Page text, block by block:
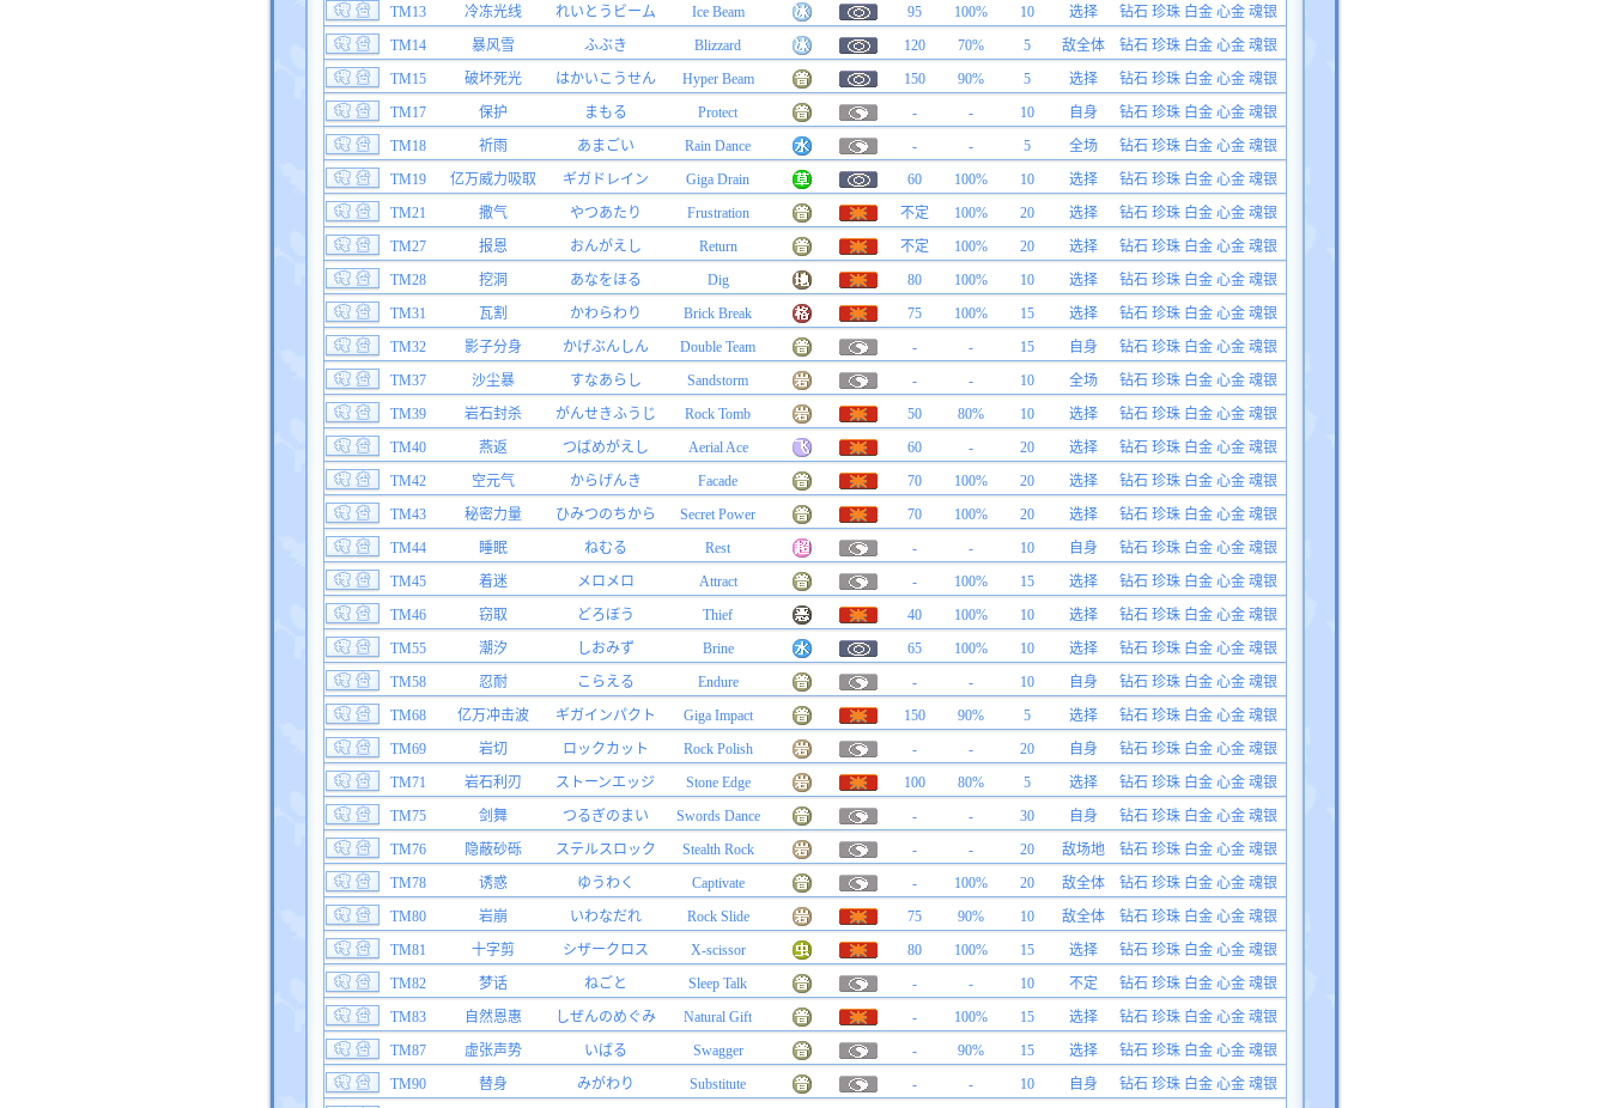
TM13
冷冻光线 れいとうビーム Ice Beam 95 100% 10 选择
钻石 珍珠 白金 心金 魂银
TM14
暴风雪 ふぶき Blizzard 120 70% 5 敌全体
钻石 珍珠 白金 心金 魂银
TM15
破坏死光 はかいこうせん Hyper Beam 150 90% 5 选择
钻石 珍珠 白金 心金 魂银
TM17
保护 まもる Protect - - 10 自身
钻石 珍珠 白金 心金 魂银
TM18
祈雨 あまごい Rain Dance - - 5 全场
钻石 珍珠 白金 心金 魂银
TM19
亿万威力吸取 ギガドレイン Giga Drain 60 100% 10 选择
钻石 珍珠 白金 心金 魂银
TM21
撒气 やつあたり Frustration 不定 100% 20 选择
钻石 珍珠 白金 心金 魂银
TM27
报恩 おんがえし Return 不定 100% 20 选择
钻石 珍珠 白金 心金 魂银
TM28
挖洞 あなをほる Dig 80 100% 10 选择
钻石 珍珠 白金 心金 魂银
TM31
瓦割 かわらわり Brick Break 75 100% 15 选择
钻石 珍珠 白金 心金 魂银
TM32
影子分身 かげぶんしん Double Team - - 15 自身
钻石 珍珠 白金 心金 魂银
TM37
沙尘暴 すなあらし Sandstorm - - 10 全场
钻石 珍珠 白金 心金 魂银
TM39
岩石封杀 がんせきふうじ Rock Tomb 50 80% 10 选择
钻石 珍珠 白金 心金 魂银
TM40
燕返 つばめがえし Aerial Ace 60 - 20 选择
钻石 珍珠 白金 心金 魂银
TM42
空元气 からげんき Facade 70 100% 20 选择
钻石 珍珠 白金 心金 魂银
TM43
秘密力量 ひみつのちから Secret Power 70 100% 20 选择
钻石 珍珠 白金 心金 魂银
TM44
睡眠 ねむる Rest - - 10 自身
钻石 珍珠 白金 心金 魂银
TM45
着迷 メロメロ Attract - 100% 15 选择
钻石 珍珠 白金 心金 魂银
TM46
窃取 どろぼう Thief 40 100% 10 选择
钻石 珍珠 白金 心金 魂银
TM55
潮汐 しおみず Brine 65 100% 10 选择
钻石 珍珠 白金 心金 魂银
TM58
忍耐 こらえる Endure - - 10 自身
钻石 珍珠 白金 心金 魂银
TM68
亿万冲击波 ギガインパクト Giga Impact 150 90% 5 选择
钻石 珍珠 白金 心金 魂银
TM69
岩切 ロックカット Rock Polish - - 20 自身
钻石 珍珠 白金 心金 魂银
TM71
岩石利刃 ストーンエッジ Stone Edge 100 80% 5 选择
钻石 珍珠 白金 心金 魂银
TM75
剑舞 つるぎのまい Swords Dance - - 30 自身
钻石 珍珠 白金 心金 魂银
TM76
隐蔽砂砾 ステルスロック Stealth Rock - - 20 敌场地
钻石 珍珠 白金 心金 魂银
TM78
诱惑 ゆうわく Captivate - 100% 20 敌全体
钻石 珍珠 白金 心金 魂银
TM80
岩崩 いわなだれ Rock Slide 75 90% 10 敌全体
钻石 珍珠 白金 心金 魂银
TM81
十字剪 シザークロス X-scissor 80 100% 15 选择
钻石 珍珠 白金 心金 魂银
TM82
梦话 ねごと Sleep Talk - - 10 不定
钻石 珍珠 白金 心金 魂银
TM83
自然恩惠 しぜんのめぐみ Natural Gift - 100% 15 选择
钻石 珍珠 白金 心金 魂银
TM87
虚张声势 いばる Swagger - 90% 15 选择
钻石 珍珠 白金 心金 魂银
TM90
替身 みがわり Substitute - - 10 自身 钻石 珍珠 白金 心金 魂银